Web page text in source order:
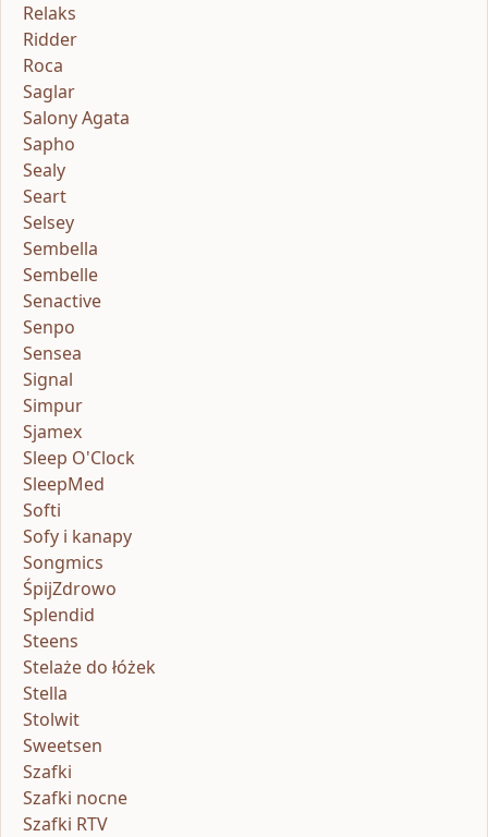
Relaks
Ridder
Roca
Saglar
Salony Agata
Sapho
Sealy
Seart
Selsey
Sembella
Sembelle
Senactive
Senpo
Sensea
Signal
Simpur
Sjamex
Sleep O'Clock
SleepMed
Softi
Sofy i kanapy
Songmics
ŚpijZdrowo
Splendid
Steens
Stelaże do łóżek
Stella
Stolwit
Sweetsen
Szafki
Szafki nocne
Szafki RTV